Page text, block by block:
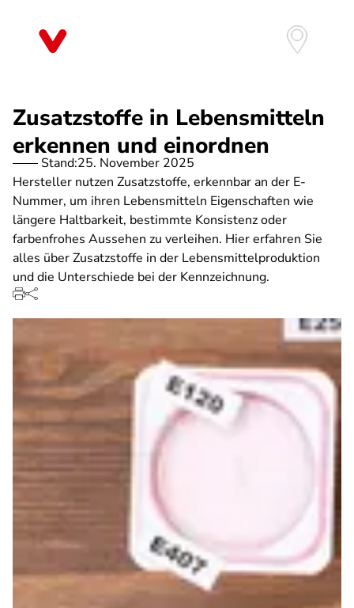
Zusatzstoffe in Lebensmitteln
erkennen und einordnen
Stand:25. November 2025
Hersteller nutzen Zusatzstoffe, erkennbar an der E-
Nummer, um ihren Lebensmitteln Eigenschaften wie
längere Haltbarkeit, bestimmte Konsistenz oder
farbenfrohes Aussehen zu verleihen. Hier erfahren Sie
alles über Zusatzstoffe in der Lebensmittelproduktion
und die Unterschiede bei der Kennzeichnung.